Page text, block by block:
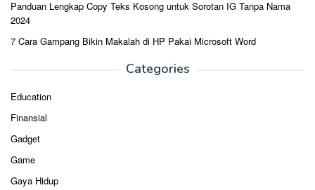
Panduan Lengkap Copy Teks Kosong untuk Sorotan IG Tanpa Nama
2024
7 Cara Gampang Bikin Makalah di HP Pakai Microsoft Word
Categories
Education
Finansial
Gadget
Game
Gaya Hidup